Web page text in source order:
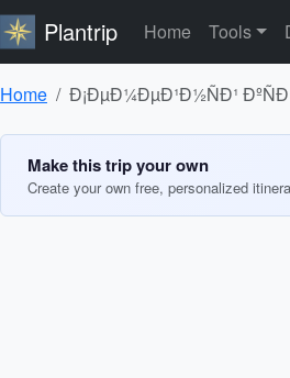
Plantrip Home Tools
Home Ð¡ÐµÐ¼ÐµÐ¹Ð½ÑÐ¹
Make this trip your own
Create your own free, personalized